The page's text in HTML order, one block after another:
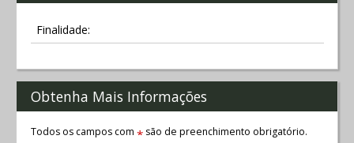
Finalidade:
Obtenha Mais Informações
Todos os campos com *são de preenchimento obrigatório.